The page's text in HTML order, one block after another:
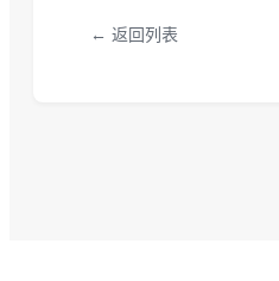
← 返回列表